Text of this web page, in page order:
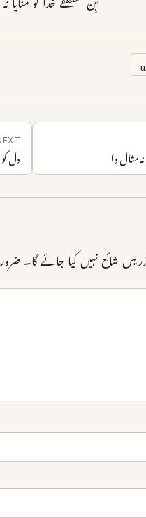
بِن مصطفٰے خدا کو منایا
مثال دا دل
شائع نہیں کیا جائے گا۔